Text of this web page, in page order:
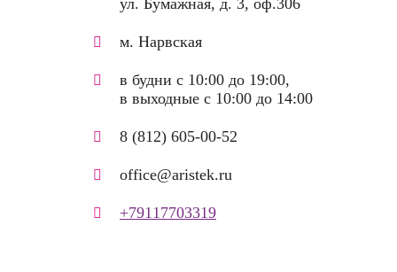
ул. Бумажная, д. 3, оф.306
м. Нарвская
в будни с 10:00 до 19:00,
в выходные с 10:00 до 14:00
8 (812) 605-00-52
office@aristek.ru
+79117703319